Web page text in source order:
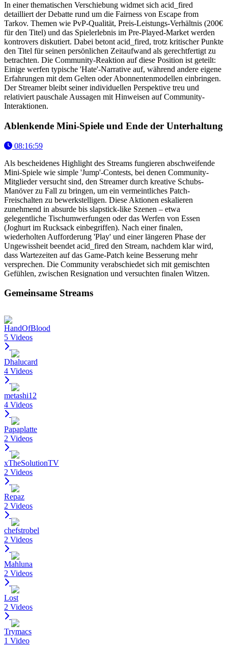
In einer thematischen Verschiebung widmet sich acid_fired
detailliert der Debatte rund um die Fairness von Escape from
Tarkov. Themen wie PvP-Qualität, Preis-Leistungs-Verhältnis (200€
für den Titel) und das Spielerlebnis im Pre-Played-Market werden
kontrovers diskutiert. Dabei betont acid_fired, trotz kritischer Punkte
den Titel für seinen persönlichen Zeitaufwand als gerechtfertigt zu
betrachten. Die Community-Reaktion auf diese Position ist geteilt:
Einige werfen typische 'Hate'-Narrative auf, während andere eigene
Erfahrungen mit dem Gelten oder Abonnentenmodellen einbringen.
Der Streamer bleibt seiner individuellen Perspektive treu und
relativiert pauschale Aussagen mit Hinweisen auf Community-
Interaktionen.
Ablenkende Mini-Spiele und Ende der Unterhaltung
08:16:59
Als bescheidenes Highlight des Streams fungieren abschweifende
Mini-Spiele wie simple 'Jump'-Contests, bei denen Community-
Mitglieder versucht sind, den Streamer durch kreative Schubs-
Manöver zu Fall zu bringen, um ein vermeintliches Patch-
Freischalten zu bewerkstelligen. Diese Aktionen eskalieren
zunehmend in absurde bis slapstick-like Szenen – etwa
gelegentliche Tischumwerfungen oder das Werfen von Essen
(Joghurt im Rucksack einbegriffen). Nach einer finalen,
wiederholten Aufforderung 'Play' und einer längeren Phase der
Ungewissheit beendet acid_fired den Stream, nachdem klar wird,
dass Wartezeiten auf das Game-Patch keine Besserung mehr
versprechen. Die Community verabschiedet sich mit gemischten
Gefühlen, zwischen Resignation und versuchten finalen Witzen.
Gemeinsame Streams
HandOfBlood
5 Videos
Dhalucard
4 Videos
metashi12
4 Videos
Papaplatte
2 Videos
xTheSolutionTV
2 Videos
Repaz
2 Videos
chefstrobel
2 Videos
Mahluna
2 Videos
Lost
2 Videos
Trymacs
1 Video